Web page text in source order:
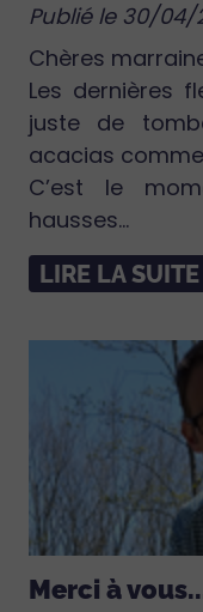
Publié le 30/04/
Chères
Les dernières
juste de
acacias
C’est le
hausses...
LIRE LA SUITE
Merci à